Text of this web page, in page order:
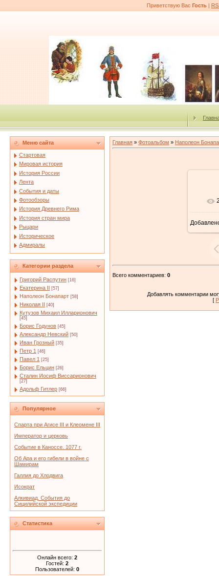
Приветствую Вас Гость |
Меню сайта
Стартовая
Мировая история
История России
Лента
События и даты
Фотообзоры
История Древнего Рима
История стран мира
Рыцари
Историческое
Адмиралы
Категории раздела
Григорий Распутин [16]
Екатерина II [57]
Наполеон Бонапарт [58]
Николая II [40]
Кутузов Михаил Илларионович
[45]
Борис Годунов [45]
Александр Невский [50]
Иван Грозный [35]
Петр 1 [46]
Павел 1 [25]
Борис Ельцин [26]
Сталин Иосиф Виссарионович
[27]
Адольф Гитлер [66]
Популярное
Спарта при Агисе III и Клеомене III
Император и церковь
Событие в Каноссе. 1077 г.
Об Ара и его гибели в войне с
Шамирам
Галлия до Хлодвига
Исократ
Алкивиад. События до
Сицилийской экспедиции
Статистика
Онлайн всего: 2
Гостей: 2
Пользователей: 0
Главная » Фотоальбом » Наполеон
Всего комментариев: 0
Добавлять комментарии
[